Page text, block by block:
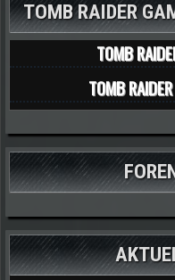
TOMB RAIDER
TOMB
TOMB